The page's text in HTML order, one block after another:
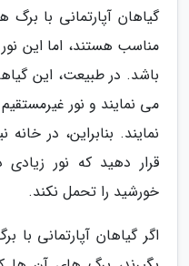
گیاهان آپارتمانی با
مناسب هستند، اما این
باشد. در طبیعت، این
می نمایند و نور
نمایند. بنابراین، در
قرار دهید که نور
خورشید را تحمل نکند.
اگر گیاهان آپارتمانی با